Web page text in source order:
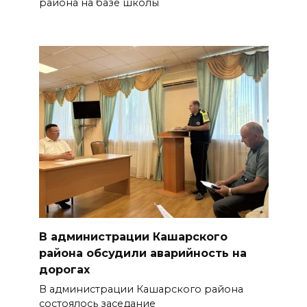
района на базе школы
В администрации Кашарского
района обсудили аварийность на
дорогах
В администрации Кашарского района
состоялось заседание